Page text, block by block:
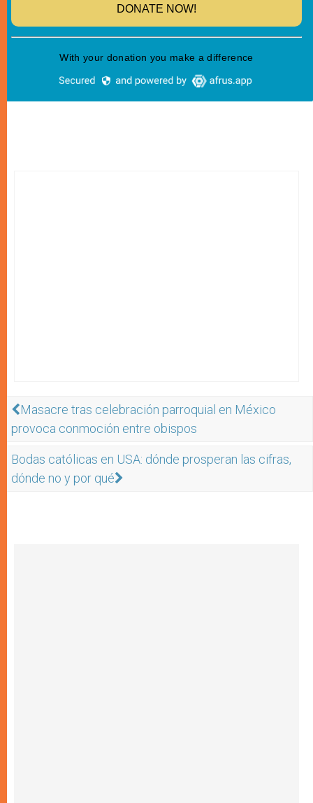
Masacre tras celebración parroquial en México
provoca conmoción entre obispos
Bodas católicas en USA: dónde prosperan las cifras,
dónde no y por qué